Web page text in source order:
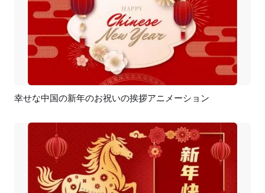
プレビュー カスタマイズ
幸せな中国の新年のお祝いの挨拶アニメーション